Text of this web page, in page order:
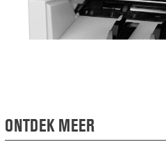
ONTDEK MEER